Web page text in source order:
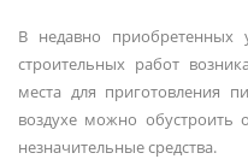
В недавно приобретенных
строительных работ
места для приготовления
воздухе можно обустроить
незначительные средства.